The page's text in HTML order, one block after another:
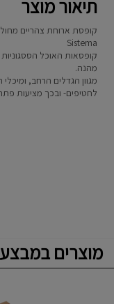
תיאור מוצר
Sistema
קופסאות האוכל
מהנה.
מגוון הגדלים הרחב,
לחטיפים- ובכך מציעות
מוצרים במבצע